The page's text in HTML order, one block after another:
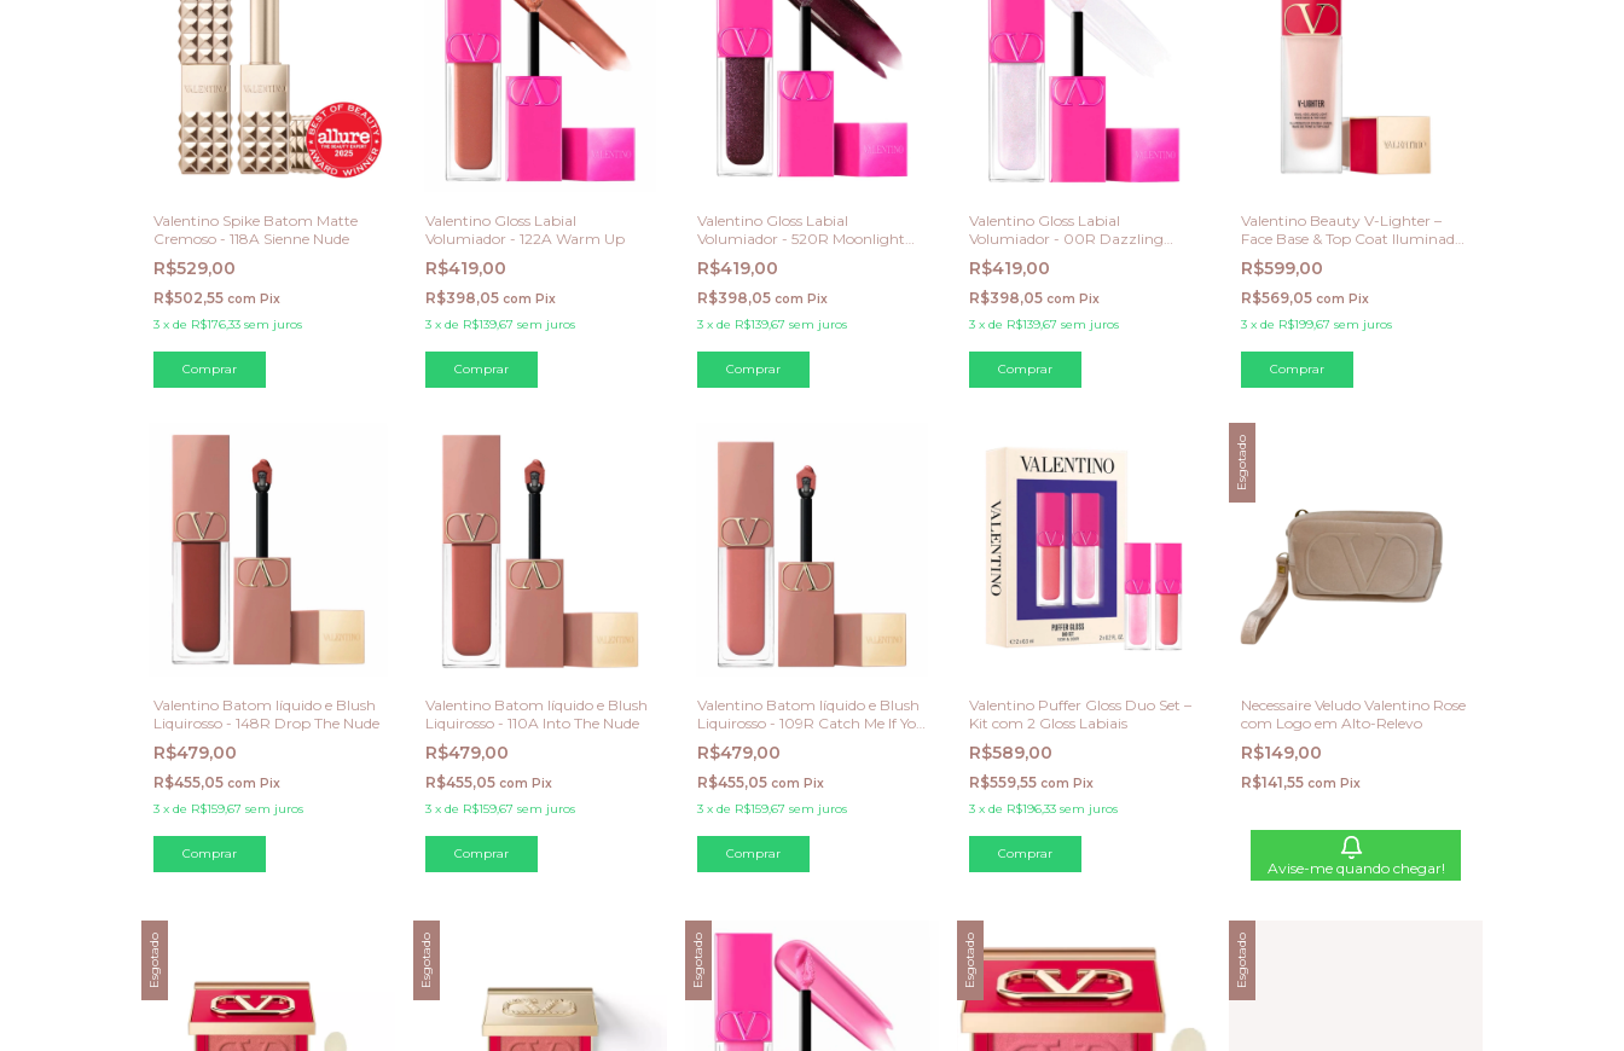
Valentino Spike Batom Matte
Cremoso - 118A Sienne Nude
R$529,00
R$502,55 com Pix
3 x de R$176,33 sem juros
Valentino Gloss Labial
Volumiador - 122A Warm Up
R$419,00
R$398,05 com Pix
3 x de R$139,67 sem juros
Valentino Gloss Labial
Volumiador - 520R Moonlight
Crush
R$419,00
R$398,05 com Pix
3 x de R$139,67 sem juros
Valentino Gloss Labial
Volumiador - 00R Dazzling
Mermaid
R$419,00
R$398,05 com Pix
3 x de R$139,67 sem juros
Valentino Beauty V-Lighter –
Face Base & Top Coat Iluminador
- Rosa 25ml
R$599,00
R$569,05 com Pix
3 x de R$199,67 sem juros
Valentino Batom líquido e Blush
Liquirosso - 148R Drop The Nude
R$479,00
R$455,05 com Pix
3 x de R$159,67 sem juros
Valentino Batom líquido e Blush
Liquirosso - 110A Into The Nude
R$479,00
R$455,05 com Pix
3 x de R$159,67 sem juros
Valentino Batom líquido e Blush
Liquirosso - 109R Catch Me If You
Can
R$479,00
R$455,05 com Pix
3 x de R$159,67 sem juros
Valentino Puffer Gloss Duo Set –
Kit com 2 Gloss Labiais
R$589,00
R$559,55 com Pix
3 x de R$196,33 sem juros
Esgotado
Necessaire Veludo Valentino Rose
com Logo em Alto-Relevo
R$149,00
R$141,55 com Pix
Avise-me quando chegar!
Esgotado Esgotado Esgotado Esgotado Esgotado